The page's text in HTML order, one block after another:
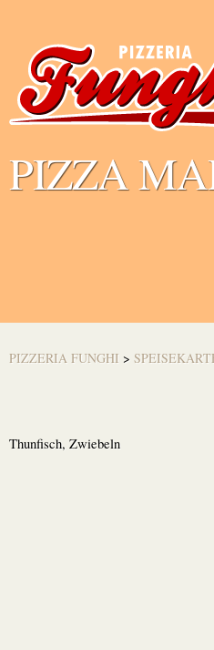
PIZZA
PIZZERIA FUNGHI >
Thunfisch, Zwiebeln